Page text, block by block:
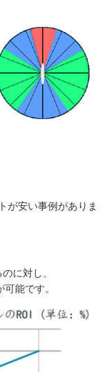
が安い事例がありま
に対し、
能です。